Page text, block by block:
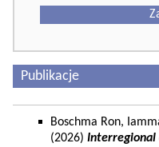
Publikacje
Boschma Ron,
(2026) Interregional